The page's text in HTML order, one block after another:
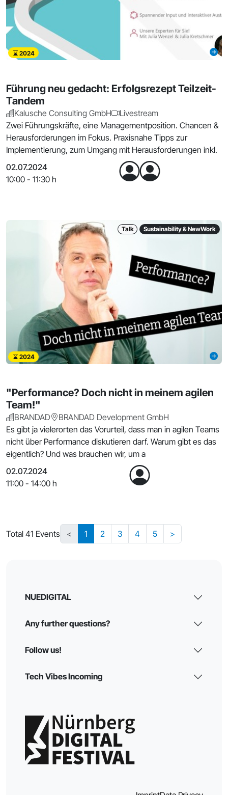
2024
Führung neu gedacht: Erfolgsrezept Teilzeit-
Tandem
Kalusche Consulting GmbH
Livestream
Zwei Führungskräfte, eine Managementposition. Chancen &
Herausforderungen im Fokus. Praxisnahe Tipps zur
Implementierung, zum Umgang mit Herausforderungen inkl.
02.07.2024
10:00 - 11:30 h
Talk Sustainability & NewWork
2024
"Performance? Doch nicht in meinem agilen
Team!"
BRANDAD
BRANDAD Development GmbH
Es gibt ja vielerorten das Vorurteil, dass man in agilen Teams
nicht über Performance diskutieren darf. Warum gibt es das
eigentlich? Und was brauchen wir, um a
02.07.2024
11:00 - 14:00 h
Total 41 Events < 1 2 3 4 5 >
NUEDIGITAL
Any further questions?
Follow us!
Tech Vibes Incoming